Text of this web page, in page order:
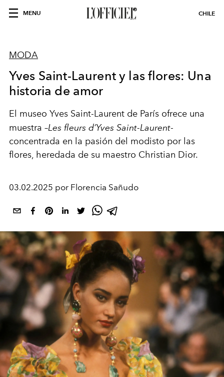
MENU CHILE
MODA
Yves Saint-Laurent y las flores: Una
historia de amor
El museo Yves Saint-Laurent de París ofrece una
muestra –Les fleurs d’Yves Saint-Laurent-
concentrada en la pasión del modisto por las
flores, heredada de su maestro Christian Dior.
03.02.2025 por Florencia Sañudo